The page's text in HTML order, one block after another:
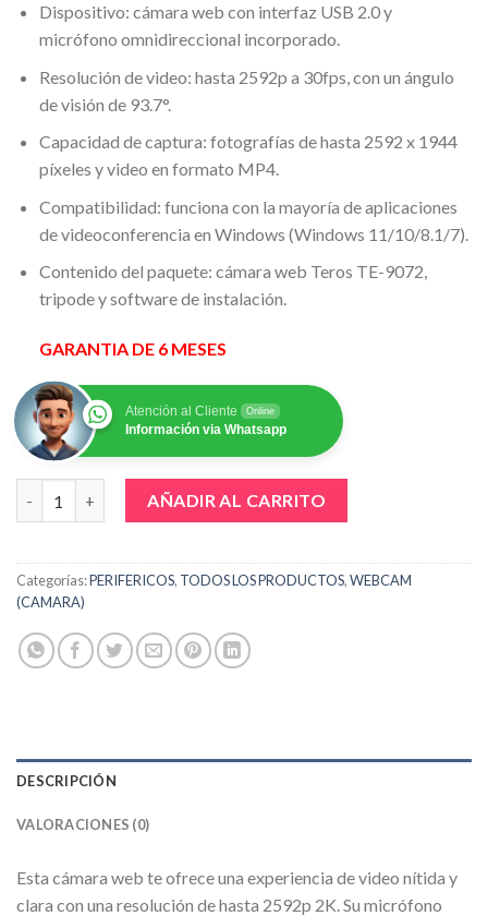
Dispositivo: cámara web con interfaz USB 2.0 y
micrófono omnidireccional incorporado.
Resolución de video: hasta 2592p a 30fps, con un ángulo
de visión de 93.7°.
Capacidad de captura: fotografías de hasta 2592 x 1944
píxeles y video en formato MP4.
Compatibilidad: funciona con la mayoría de aplicaciones
de videoconferencia en Windows (Windows 11/10/8.1/7).
Contenido del paquete: cámara web Teros TE-9072,
tripode y software de instalación.
GARANTIA DE 6 MESES
Atención al Cliente Online
Información via Whatsapp
CÁMARA WEB 2K TEROS TE-9072 CON OBTURADOR cantidad
AÑADIR AL CARRITO
Categorías:PERIFERICOS, TODOS LOS PRODUCTOS,WEBCAM
(CAMARA)
DESCRIPCIÓN
VALORACIONES (0)
Esta cámara web te ofrece una experiencia de video nítida y
clara con una resolución de hasta 2592p 2K. Su micrófono